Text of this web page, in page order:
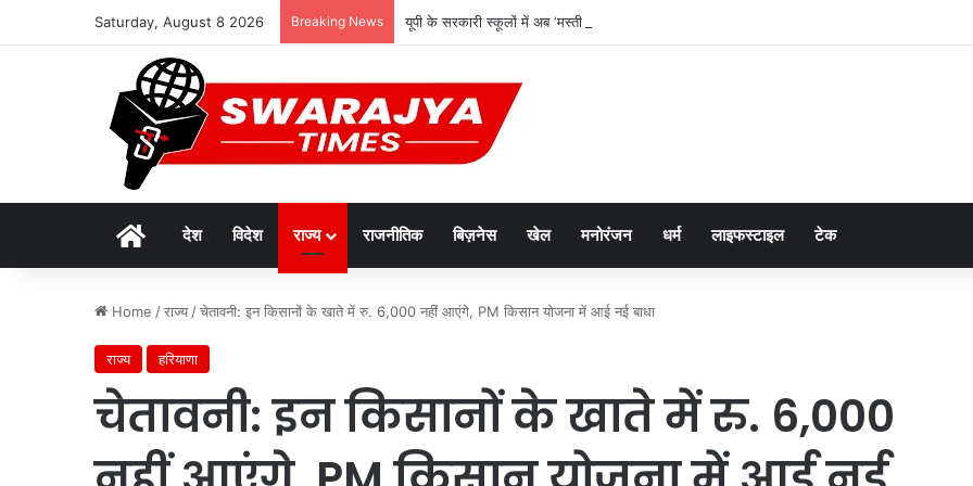
Saturday, August 8 2026 Breaking News यूपी के सरकारी स्कूलों में अब ‘मस्ती की पाठशाला’, 22 अगस्त से शुरू होगा बैगलेस डे
Homeदेश विदेश राज्य राजनीतिक बिज़नेस खेल मनोरंजन धर्म लाइफस्टाइल टेक
Home /राज्य /चेतावनी: इन किसानों के खाते में रु. 6,000 नहीं आएंगे, PM किसान योजना में आई नई बाधा
राज्य हरियाणा
चेतावनी: इन किसानों के खाते में रु. 6,000